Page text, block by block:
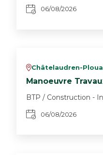
06/08/2026
vChâtelaudren-
Manoeuvre
BTP / Construction -
06/08/2026